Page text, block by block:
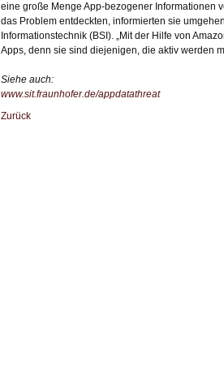
eine große Menge App-bezogener Informationen
das Problem entdeckten, informierten sie
Informationstechnik (BSI). „Mit der Hilfe von
Apps, denn sie sind diejenigen, die aktiv werden
Siehe auch:
www.sit.fraunhofer.de/appdatathreat
Zurück